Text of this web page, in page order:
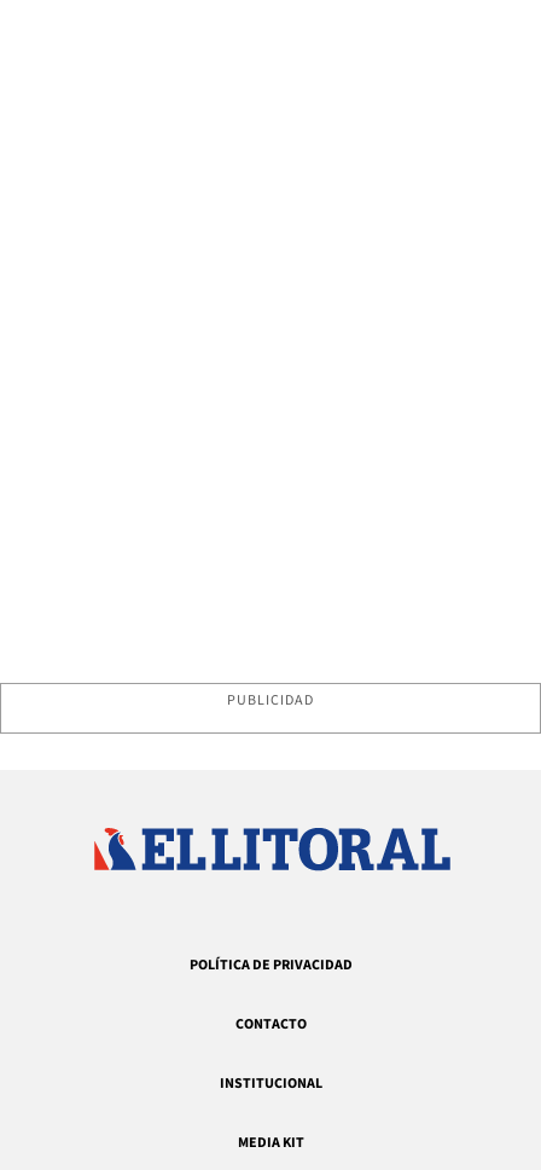
PUBLICIDAD
POLÍTICA DE PRIVACIDAD
CONTACTO
INSTITUCIONAL
MEDIA KIT